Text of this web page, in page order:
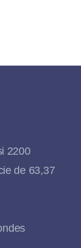
2200
de 63,37